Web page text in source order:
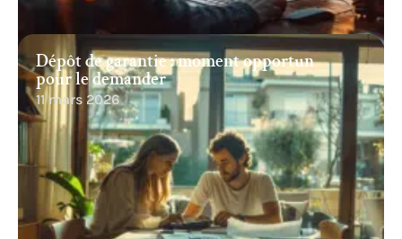
Dépôt de garantie : moment opportun
pour le demander
11 mars 2026